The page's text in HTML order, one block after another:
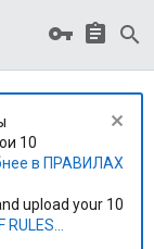
10
в ПРАВИЛАХ
upload your 10